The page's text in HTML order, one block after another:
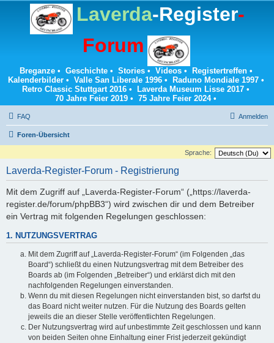
Laverda-Register-
Forum
Breganze• Geschichte• Stories• Videos• Registertreffen•
Kalenderbilder• Valle San Liberale 1996• Raduno Mondiale 1997•
Retro Classic Stuttgart 2016 • Laverda Museum Lisse 2017 •
70 Jahre Feier 2019 • 75 Jahre Feier 2024•
FAQ Anmelden
Foren-Übersicht
Sprache:
Laverda-Register-Forum - Registrierung
Mit dem Zugriff auf „Laverda-Register-Forum“ („https://laverda-
register.de/forum/phpBB3“) wird zwischen dir und dem Betreiber
ein Vertrag mit folgenden Regelungen geschlossen:
1. NUTZUNGSVERTRAG
Mit dem Zugriff auf „Laverda-Register-Forum“ (im Folgenden „das
Board“) schließt du einen Nutzungsvertrag mit dem Betreiber des
Boards ab (im Folgenden „Betreiber“) und erklärst dich mit den
nachfolgenden Regelungen einverstanden.
Wenn du mit diesen Regelungen nicht einverstanden bist, so darfst du
das Board nicht weiter nutzen. Für die Nutzung des Boards gelten
jeweils die an dieser Stelle veröffentlichten Regelungen.
Der Nutzungsvertrag wird auf unbestimmte Zeit geschlossen und kann
von beiden Seiten ohne Einhaltung einer Frist jederzeit gekündigt